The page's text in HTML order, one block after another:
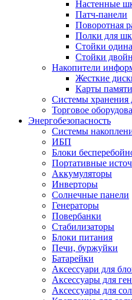
Настенные
Патч-панели
Поворотная
Полки для
Стойки
Стойки
Накопители
Жесткие
Карты памяти
Системы хранения
Торговое
Энергобезопасность
Системы
ИБП
Блоки
Портативные
Аккумуляторы
Инверторы
Солнечные панели
Генераторы
Повербанки
Стабилизаторы
Блоки питания
Печи, буржуйки
Батарейки
Аксессуари для
Аксессуары для
Аксессуары для